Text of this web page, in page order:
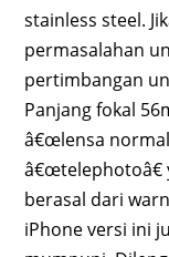
stainless steel.
permasalahan
pertimbangan
Panjang fokal
â€œlensa
berasal dari
iPhone versi ini